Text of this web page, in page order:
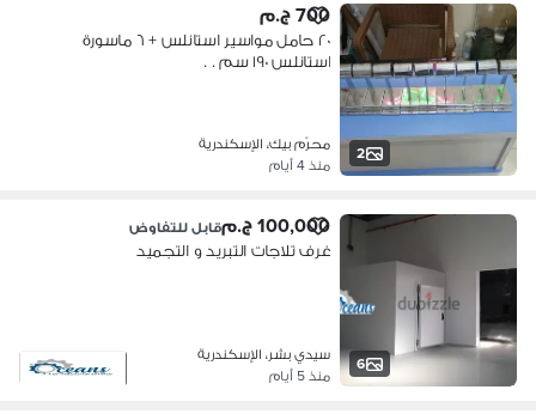
2
700 ج.م
٢٠ حامل مواسير استانلس + ٦ ماسورة
استانلس ١٩٠ سم . .
محرّم بيك، الإسكندرية
منذ 4 أيام
6
100,000 ج.م قابل للتفاوض
غرف تلاجات التبريد و التجميد
سيدي بشر، الإسكندرية
منذ 5 أيام